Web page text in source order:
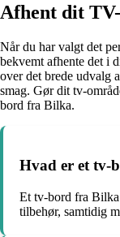
Afhent dit
Når du har valgt det
bekvemt afhente det i
over det brede udvalg
smag. Gør dit tv-
bord fra Bilka.
Hvad er et tv-
Et tv-bord fra
tilbehør, samtidig